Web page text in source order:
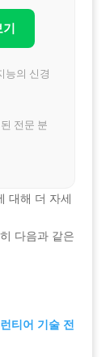
능의 신경
전문 분
대해 더 자세
다음과 같은
티어 기술 전